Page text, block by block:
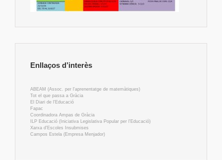
Enllaços d’interès
ABEAM (Assoc. per l'aprenentatge de matemàtiques)
Tot el que passa a Gràcia
El Diari de l'Educació
Fapac
Coordinadora Ampas de Gràcia
ILP Educació (Iniciativa Legislativa Popular per l'Educació)
Xarxa d'Escoles Insubmises
Campos Estela (Empresa Menjador)